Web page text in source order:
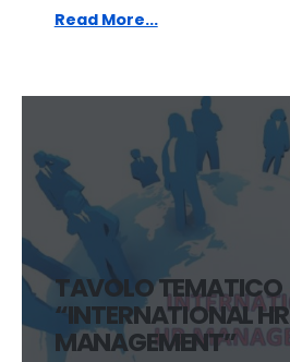
Read More...
TAVOLO TEMATICO
“INTERNATIONAL HR
MANAGEMENT”